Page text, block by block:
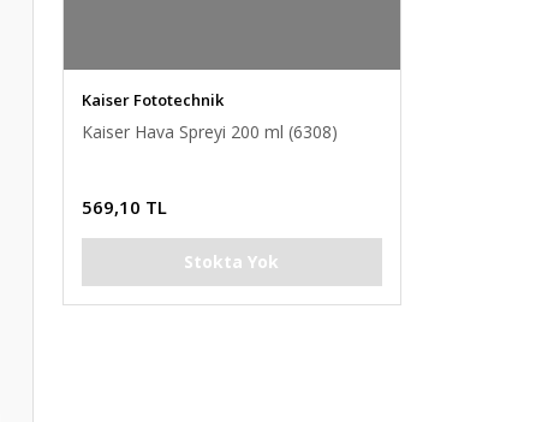
Kaiser Fototechnik
Kaiser Hava Spreyi 200 ml (6308)
569,10 TL
Stokta Yok